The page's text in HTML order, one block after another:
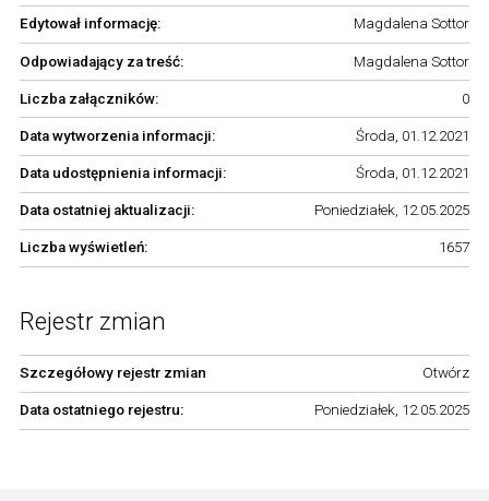
Edytował informację: Magdalena Sottor
Odpowiadający za treść: Magdalena Sottor
Liczba załączników: 0
Data wytworzenia informacji: Środa, 01.12.2021
Data udostępnienia informacji: Środa, 01.12.2021
Data ostatniej aktualizacji: Poniedziałek, 12.05.2025
Liczba wyświetleń: 1657
Rejestr zmian
Szczegółowy rejestr zmian Otwórz
Data ostatniego rejestru: Poniedziałek, 12.05.2025